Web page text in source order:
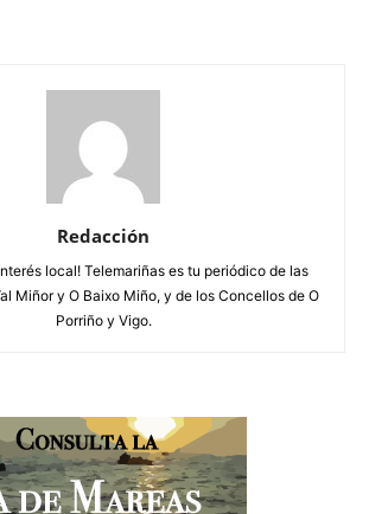
Redacción
local! Telemariñas es tu periódico de las
Miñor y O Baixo Miño, y de los Concellos de O
Porriño y Vigo.